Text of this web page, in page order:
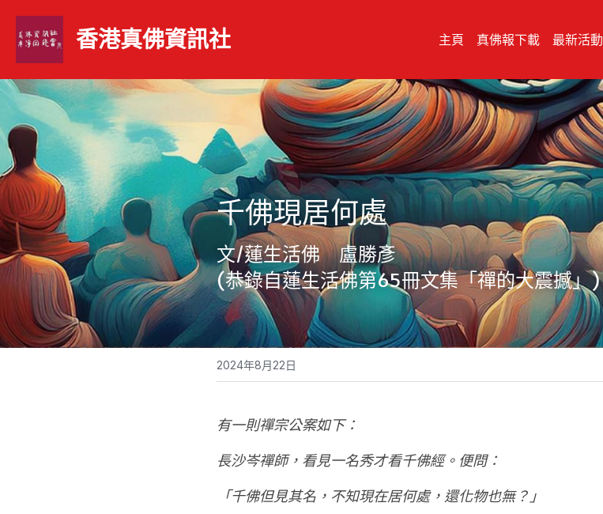
香港真佛資訊社 主頁 真佛報下載 最新活動
千佛現居何處
文/蓮生活佛　盧勝彥
(恭錄自蓮生活佛第65冊文集「禪的大震撼」)
2024年8月22日
有一則禪宗公案如下：
長沙岑禪師，看見一名秀才看千佛經。便問：
「千佛但見其名，不知現在居何處，還化物也無？」